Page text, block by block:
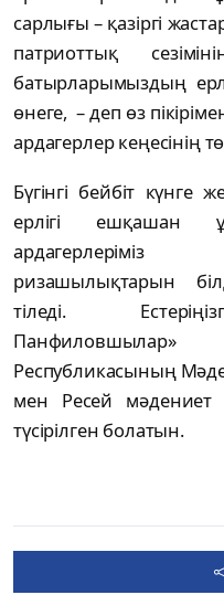
сарлығы – қазіргі
патриоттық
батырларымыздың
өнеге, – деп өз
ардагерлер кеңесінің
Бүгінгі бейбіт күнге
ерлігі ешқашан
ардагерлеріміз
ризашылықтарын
тіледі.
Республикасының
мен Ресей мәдениет
түсірілген болатын.